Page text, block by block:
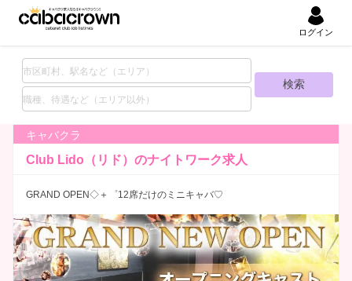
ログイン
キャバクラ
Club Lido（リド）のナイトワーク求人
GRAND OPEN◇＋゜12席だけのミニキャバ♡